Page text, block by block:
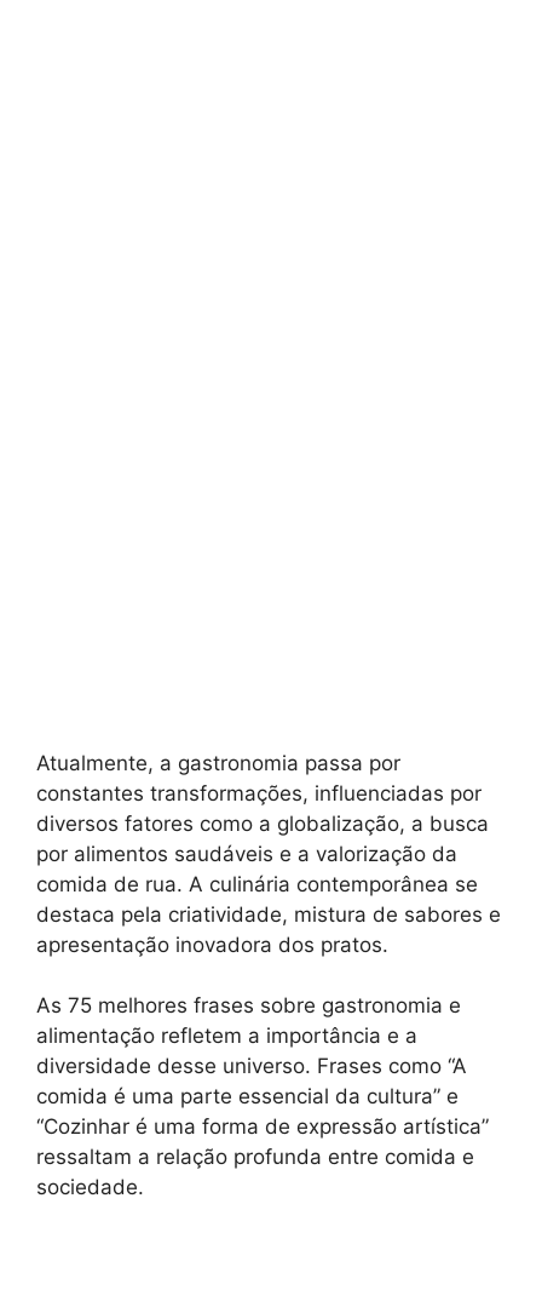
Atualmente, a gastronomia passa por
constantes transformações, influenciadas por
diversos fatores como a globalização, a busca
por alimentos saudáveis e a valorização da
comida de rua. A culinária contemporânea se
destaca pela criatividade, mistura de sabores e
apresentação inovadora dos pratos.
As 75 melhores frases sobre gastronomia e
alimentação refletem a importância e a
diversidade desse universo. Frases como “A
comida é uma parte essencial da cultura” e
“Cozinhar é uma forma de expressão artística”
ressaltam a relação profunda entre comida e
sociedade.